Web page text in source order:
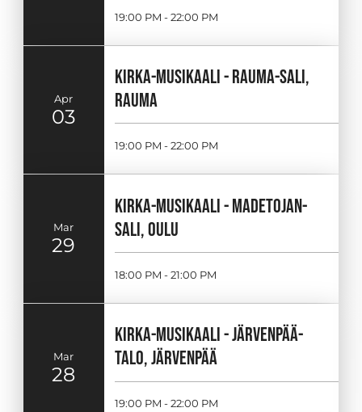
19:00 PM - 22:00 PM
Apr
03
KIRKA-MUSIKAALI - RAUMA-SALI,
RAUMA
19:00 PM - 22:00 PM
Mar
29
KIRKA-MUSIKAALI - MADETOJAN-
SALI, OULU
18:00 PM - 21:00 PM
Mar
28
KIRKA-MUSIKAALI - JÄRVENPÄÄ-
TALO, JÄRVENPÄÄ
19:00 PM - 22:00 PM